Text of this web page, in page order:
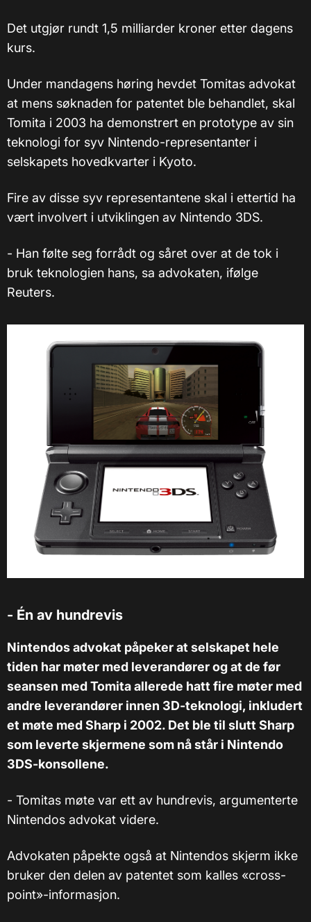
Det utgjør rundt 1,5 milliarder kroner etter dagens
kurs.
Under mandagens høring hevdet Tomitas advokat
at mens søknaden for patentet ble behandlet, skal
Tomita i 2003 ha demonstrert en prototype av sin
teknologi for syv Nintendo-representanter i
selskapets hovedkvarter i Kyoto.
Fire av disse syv representantene skal i ettertid ha
vært involvert i utviklingen av Nintendo 3DS.
- Han følte seg forrådt og såret over at de tok i
bruk teknologien hans, sa advokaten, ifølge
Reuters.
- Én av hundrevis
Nintendos advokat påpeker at selskapet hele
tiden har møter med leverandører og at de før
seansen med Tomita allerede hatt fire møter med
andre leverandører innen 3D-teknologi, inkludert
et møte med Sharp i 2002. Det ble til slutt Sharp
som leverte skjermene som nå står i Nintendo
3DS-konsollene.
- Tomitas møte var ett av hundrevis, argumenterte
Nintendos advokat videre.
Advokaten påpekte også at Nintendos skjerm ikke
bruker den delen av patentet som kalles «cross-
point»-informasjon.